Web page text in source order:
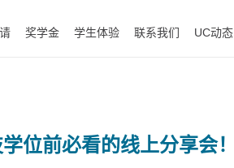
奖学金 学生体验 联系我们 UC动态
位前必看的线上分享会！